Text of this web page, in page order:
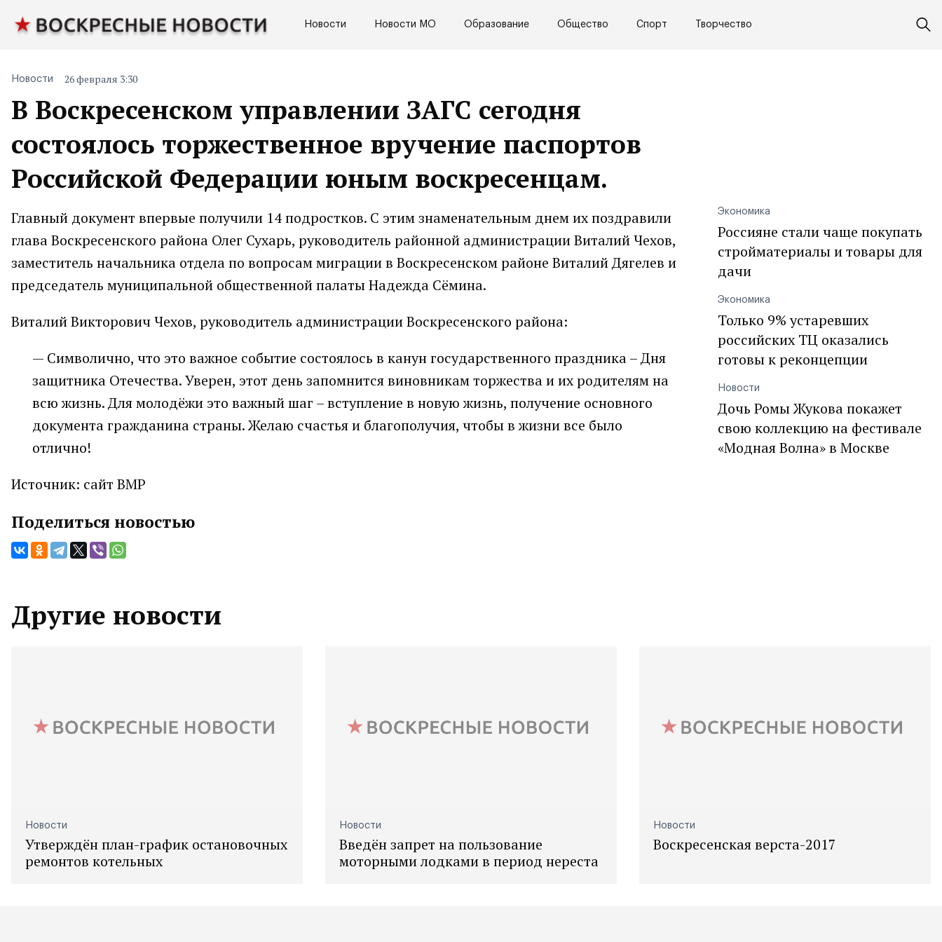
Новости Новости МО Образование Общество Спорт Творчество
В Воскресенском управлении ЗАГС сегодня
состоялось торжественное вручение паспортов
Российской Федерации юным воскресенцам.
Новости 26 февраля 3:30
Главный документ впервые получили 14 подростков. С этим знаменательным днем их поздравили
глава Воскресенского района Олег Сухарь, руководитель районной администрации Виталий Чехов,
заместитель начальника отдела по вопросам миграции в Воскресенском районе Виталий Дягелев и
председатель муниципальной общественной палаты Надежда Сёмина.
Виталий Викторович Чехов, руководитель администрации Воскресенского района:
— Символично, что это важное событие состоялось в канун государственного праздника – Дня
защитника Отечества. Уверен, этот день запомнится виновникам торжества и их родителям на
всю жизнь. Для молодёжи это важный шаг – вступление в новую жизнь, получение основного
документа гражданина страны. Желаю счастья и благополучия, чтобы в жизни все было
отлично!
Источник: сайт ВМР
Поделиться новостью
Экономика
Россияне стали чаще покупать
стройматериалы и товары для
дачи
Экономика
Только 9% устаревших
российских ТЦ оказались
готовы к реконцепции
Новости
Дочь Ромы Жукова покажет
свою коллекцию на фестивале
«Модная Волна» в Москве
Другие новости
Новости
Утверждён план-график остановочных
ремонтов котельных
Новости
Введён запрет на пользование
моторными лодками в период нереста
Новости
Воскресенская верста-2017